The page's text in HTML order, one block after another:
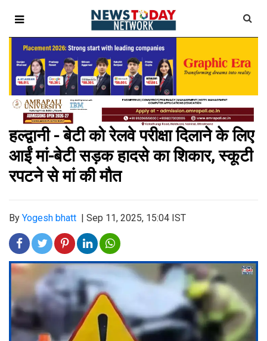
हल्द्वानी - बेटी को रेलवे परीक्षा दिलाने के लिए
आईं मां-बेटी सड़क हादसे का शिकार, स्कूटी
रपटने से मां की मौत
By Yogesh bhatt Sep 11, 2025, 15:04 IST